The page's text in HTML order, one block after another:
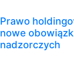
Prawo
nowe
nadzorczych